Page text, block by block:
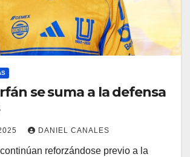
se suma a la defensa
DANIEL CANALES
reforzándose previo a la